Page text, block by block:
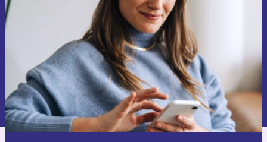
Zarejestruj się
Informacje na temat używania danych osobowych znajdują się w
naszej
Polityce prywatności